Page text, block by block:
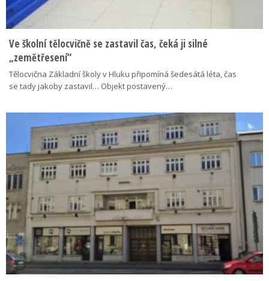
Ve školní tělocvičně se zastavil čas, čeká ji silné
„zemětřesení“
Tělocvična Základní školy v Hluku připomíná šedesátá léta, čas
se tady jakoby zastavil… Objekt postavený…